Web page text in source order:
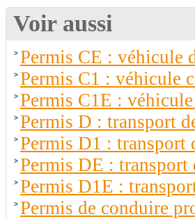
Voir aussi
Permis CE : véhicule
Permis C1 : véhicule
Permis C1E :
Permis D : transport
Permis D1 : transport
Permis DE : transport
Permis D1E :
Permis de conduire